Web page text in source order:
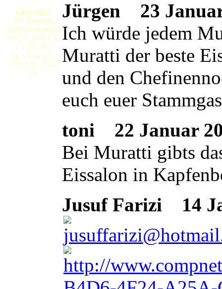
Gloggnitz:
365 Tage im
Jahr geöffnet!!!
Mo-Sa: 8:00 Uhr
- 1:00 Uhr
So + Feiertag:
9:00 Uhr- 1:00
Uh
Jürgen
23
Ich würde jedem
Muratti der beste
und den
euch euer
toni
22 Januar
Bei Muratti gibts
Eissalon in
Jusuf Farizi
14